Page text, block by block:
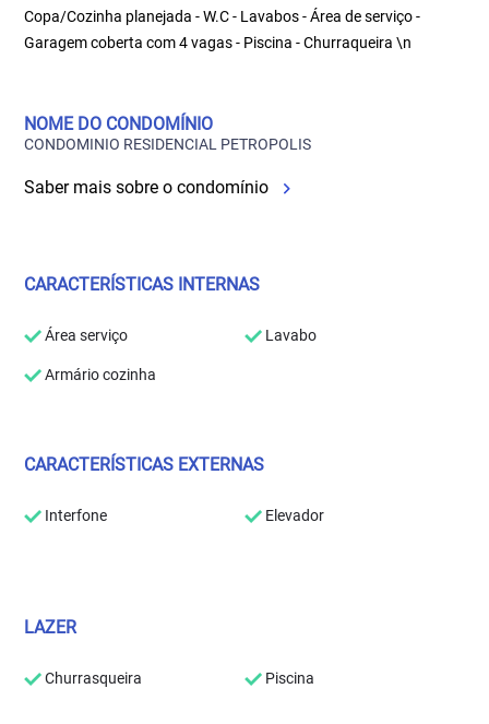
Copa/Cozinha planejada - W.C - Lavabos - Área de serviço -
Garagem coberta com 4 vagas - Piscina - Churraqueira \n
NOME DO CONDOMÍNIO
CONDOMINIO RESIDENCIAL PETROPOLIS
Saber mais sobre o condomínio
CARACTERÍSTICAS INTERNAS
Área serviço Lavabo
Armário cozinha
CARACTERÍSTICAS EXTERNAS
Interfone Elevador
LAZER
Churrasqueira Piscina